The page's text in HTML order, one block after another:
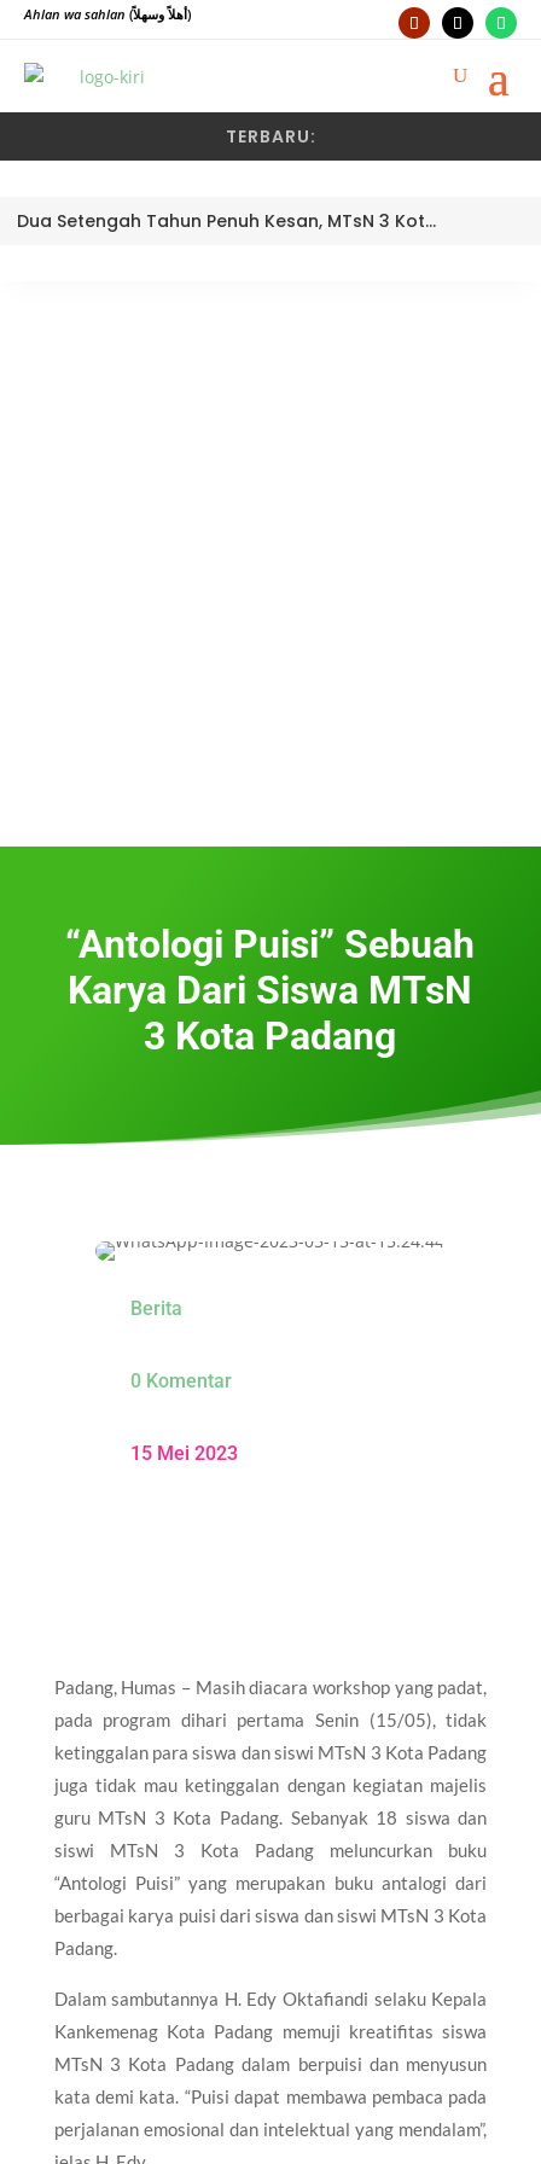
Ahlan wa sahlan (أهلاً وسهلاً)
TERBARU:
Dua Setengah Tahun Penuh Kesan, MTsN 3 Kota Padang Lepas Pengawas Pembina Dra. Nayusminar Nasrun
“Antologi Puisi” Sebuah
Karya Dari Siswa MTsN
3 Kota Padang
Berita
0 Komentar
15 Mei 2023
Padang, Humas – Masih diacara workshop yang padat,
pada program dihari pertama Senin (15/05), tidak
ketinggalan para siswa dan siswi MTsN 3 Kota Padang
juga tidak mau ketinggalan dengan kegiatan majelis
guru MTsN 3 Kota Padang. Sebanyak 18 siswa dan
siswi MTsN 3 Kota Padang meluncurkan buku
“Antologi Puisi” yang merupakan buku antalogi dari
berbagai karya puisi dari siswa dan siswi MTsN 3 Kota
Padang.
Dalam sambutannya H. Edy Oktafiandi selaku Kepala
Kankemenag Kota Padang memuji kreatifitas siswa
MTsN 3 Kota Padang dalam berpuisi dan menyusun
kata demi kata. “Puisi dapat membawa pembaca pada
perjalanan emosional dan intelektual yang mendalam”,